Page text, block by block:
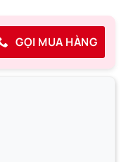
GỌI MUA HÀNG